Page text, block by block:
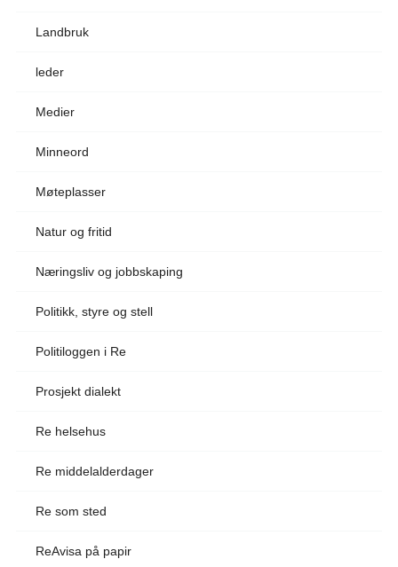
Landbruk
leder
Medier
Minneord
Møteplasser
Natur og fritid
Næringsliv og jobbskaping
Politikk, styre og stell
Politiloggen i Re
Prosjekt dialekt
Re helsehus
Re middelalderdager
Re som sted
ReAvisa på papir